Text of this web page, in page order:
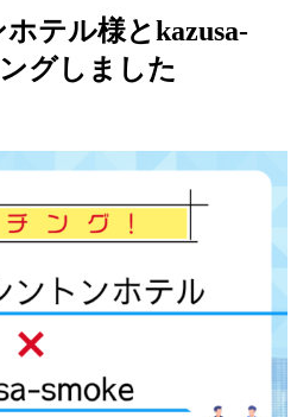
テル様とkazusa-
グしました